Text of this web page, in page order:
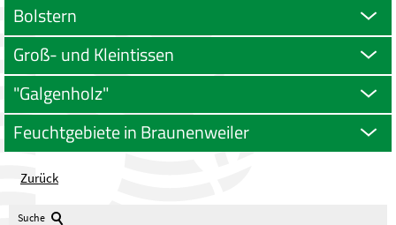
Bolstern
Groß- und Kleintissen
"Galgenholz"
Feuchtgebiete in Braunenweiler
Zurück
Suche